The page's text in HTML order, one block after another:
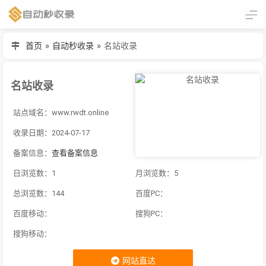
首页 » 自动秒收录 » 名站收录
名站收录
站点域名：www.rwdt.online
收录日期：2024-07-17
备案信息： 查看备案信息
日浏览数：1 月浏览数：5
总浏览数：144 百度PC：
百度移动： 搜狗PC：
搜狗移动：
网站直达